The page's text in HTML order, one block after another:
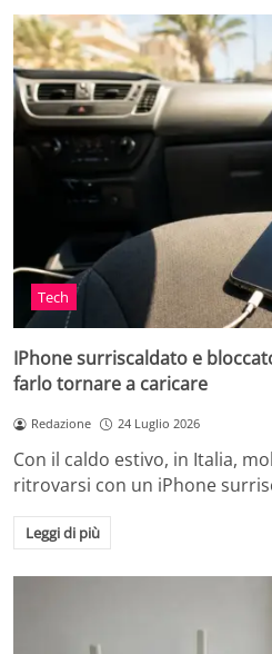
Tech
IPhone surriscaldato e
farlo tornare a caricare
Redazione 24 Luglio 2026
Con il caldo estivo, in Italia,
ritrovarsi con un iPhone
Leggi di più